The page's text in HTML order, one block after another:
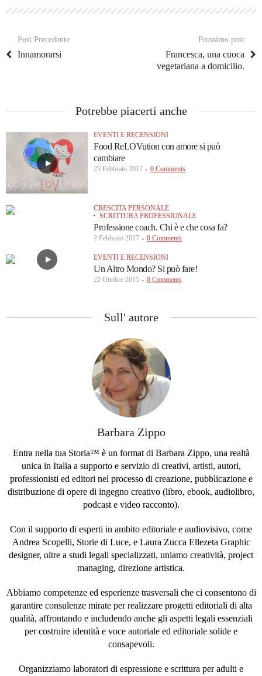
Post Precedente
Innamorarsi
Prossimo post
Francesca, una cuoca
vegetariana a domicilio.
Potrebbe piacerti anche
EVENTI E RECENSIONI
Food ReLOVution con amore si può
cambiare
25 Febbraio 2017 0 Comments
CRESCITA PERSONALE
SCRITTURA PROFESSIONALE
Professione coach. Chi è e che cosa fa?
2 Febbraio 2017 0 Comments
EVENTI E RECENSIONI
Un Altro Mondo? Si può fare!
22 Ottobre 2015 0 Comments
Sull' autore
Barbara Zippo
Entra nella tua Storia™ è un format di Barbara Zippo, una realtà
unica in Italia a supporto e servizio di creativi, artisti, autori,
professionisti ed editori nel processo di creazione, pubblicazione e
distribuzione di opere di ingegno creativo (libro, ebook, audiolibro,
podcast e video racconto).
Con il supporto di esperti in ambito editoriale e audiovisivo, come
Andrea Scopelli, Storie di Luce, e Laura Zucca Ellezeta Graphic
designer, oltre a studi legali specializzati, uniamo creatività, project
managing, direzione artistica.
Abbiamo competenze ed esperienze trasversali che ci consentono di
garantire consulenze mirate per realizzare progetti editoriali di alta
qualità, affrontando e includendo anche gli aspetti legali essenziali
per costruire identità e voce autoriale ed editoriale solide e
consapevoli.
Organizziamo laboratori di espressione e scrittura per adulti e